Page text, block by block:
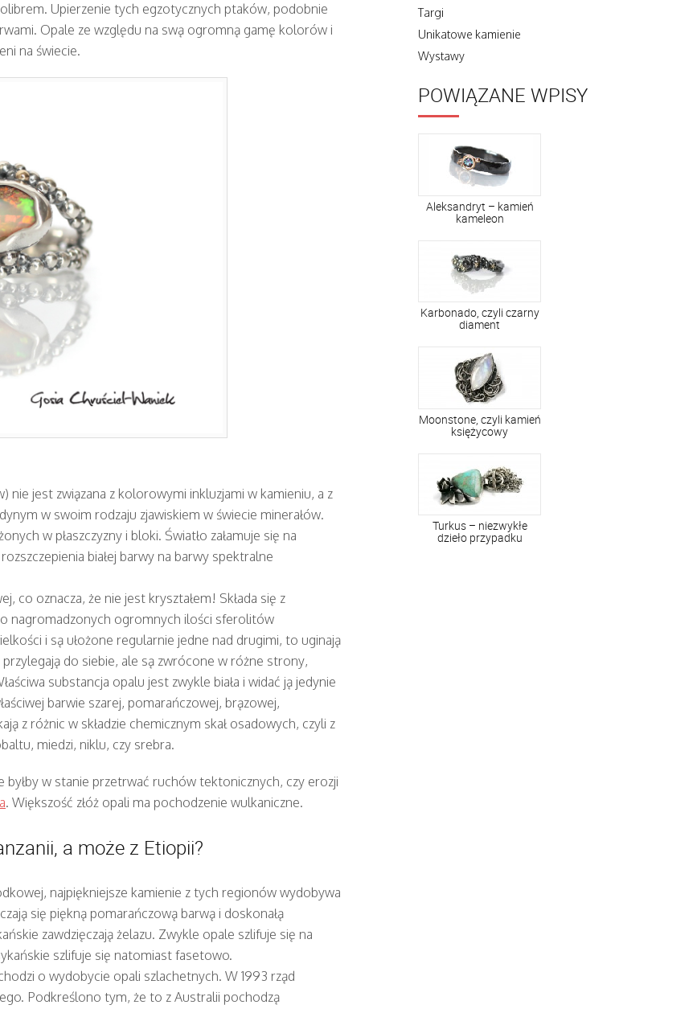
Upierzenie tych egzotycznych ptaków, podobnie
Opale ze względu na swą ogromną gamę kolorów i
na świecie.
jest związana z kolorowymi inkluzjami w kamieniu, a z
w swoim rodzaju zjawiskiem w świecie minerałów.
w płaszczyzny i bloki. Światło załamuje się na
białej barwy na barwy spektralne
co oznacza, że nie jest kryształem! Składa się z
nagromadzonych ogromnych ilości sferolitów
i są ułożone regularnie jedne nad drugimi, to uginają
do siebie, ale są zwrócone w różne strony,
substancja opalu jest zwykle biała i widać ją jedynie
barwie szarej, pomarańczowej, brązowej,
z różnic w składzie chemicznym skał osadowych, czyli z
miedzi, niklu, czy srebra.
w stanie przetrwać ruchów tektonicznych, czy erozji
. Większość złóż opali ma pochodzenie wulkaniczne.
a może z Etiopii?
najpiękniejsze kamienie z tych regionów wydobywa
się piękną pomarańczową barwą i doskonałą
zawdzięczają żelazu. Zwykle opale szlifuje się na
szlifuje się natomiast fasetowo.
o wydobycie opali szlachetnych. W 1993 rząd
Podkreślono tym, że to z Australii pochodzą
Targi
Unikatowe kamienie
Wystawy
POWIĄZANE WPISY
Aleksandryt – kamień
kameleon
Karbonado, czyli czarny
diament
Moonstone, czyli kamień
księżycowy
Turkus – niezwykłe
dzieło przypadku